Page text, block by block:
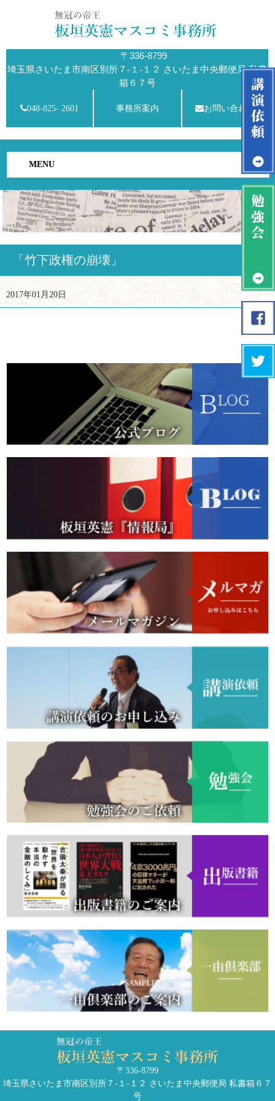
〒336-8799
埼玉県さいたま市南区別所７-１-１２ さいたま中央郵便局 私書
箱６７号
048-825- 2601 事務所案内 お問い合わせ
MENU
「竹下政権の崩壊」
2017年01月20日
〒336-8799
埼玉県さいたま市南区別所７-１-１２ さいたま中央郵便局 私書箱６７
号